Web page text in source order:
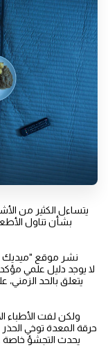
يتساءل الكثير من
بشأن تناول
نشر موقع "ميديك
يتعلق بالحد الزمني،
ولكن لفت الأطباء
حرقة المعدة توخي
يحدث التجشؤ خاصة